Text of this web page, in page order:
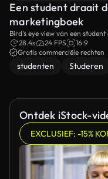
Een student draait
marketingboek
Bird's eye view van een
draait.
28.4s 24 FPS
16:9
Gratis commerciële rechten
studenten Studeren
Ontdek iStock-
EXCLUSIEF: -15%